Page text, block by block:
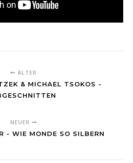
ÄLTER
& MICHAEL TSOKOS -
NEUER
- WIE MONDE SO SILBERN